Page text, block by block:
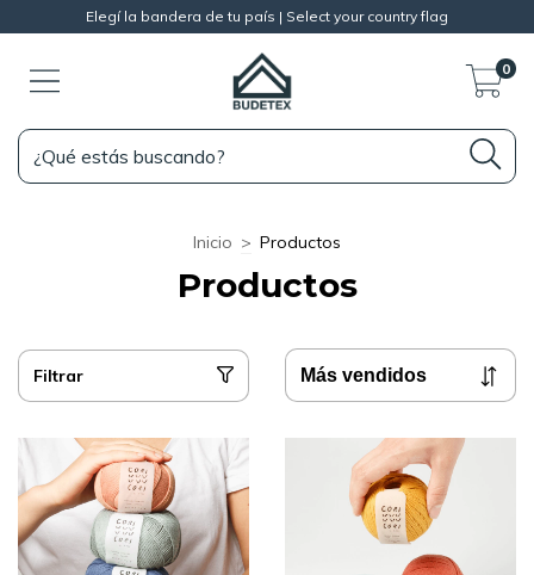
Elegí la bandera de tu país | Select your country flag
0
Inicio > Productos
Productos
Filtrar